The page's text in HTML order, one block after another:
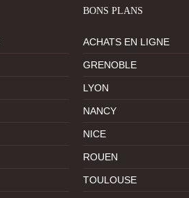
BONS PLANS
ACHATS EN LIGNE
GRENOBLE
LYON
NANCY
NICE
ROUEN
TOULOUSE